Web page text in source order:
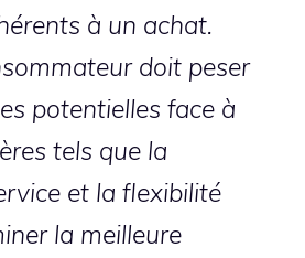
à un achat.
doit peser
potentielles face à
tels que la
et la flexibilité
la meilleure